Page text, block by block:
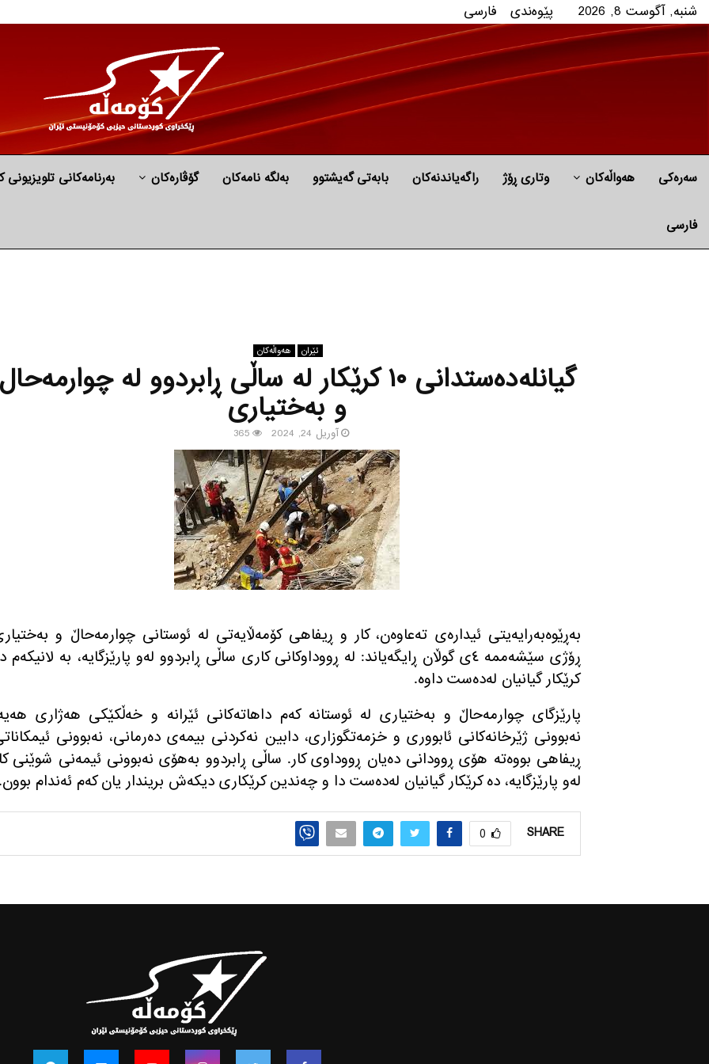
شنبه, آگوست 8, 2026 پێوه‌ندی فارسی
سەرەکی هه‌واڵه‌کان وتاری ڕۆژ راگه‌یاندنه‌كان بابه‌تی گه‌یشتوو به‌لگه‌ نامه‌كان گۆڤارەکان بەرنامەکانی تلویزیونی
فارسی
ئێران هه‌واڵه‌کان
گیانله‌ده‌ستدانی ١٠ كرێكار له‌ ساڵی ڕابردوو له‌
و به‌ختیاری
آوریل 24, 2024 365
به‌ڕێوه‌به‌رایه‌یتی ئیداره‌ی ته‌عاوه‌ن، كار و ڕیفاهی كۆمه‌ڵایه‌تی له‌ ئوستانی چوارمه‌حاڵ و
ڕۆژی سێشه‌ممه‌ ٤ی گوڵان ڕایگه‌یاند: له‌ ڕووداوكانی كاری ساڵی ڕابردوو له‌و پارێزگایه‌، به‌ لانیكه‌م
كرێكار گیانیان له‌ده‌ست داوه‌.
پارێزگای چوارمه‌حاڵ و به‌ختیاری له‌ ئوستانه كه‌م داهاته‌كانی ئێرانه و خه‌ڵكێكی هه‌ژاری
نه‌بوونی ژێرخانه‌كانی ئابووری و خزمه‌تگوزاری، دابین نه‌كردنی بیمه‌ی ده‌رمانی، نه‌بوونی
ڕیفاهی بووه‌ته‌ هۆی ڕوودانی ده‌یان ڕووداوی كار. ساڵی ڕابردوو به‌هۆی نه‌بوونی ئیمه‌نی شوێنی
له‌و پارێزگایه‌، ده‌ كرێكار گیانیان له‌ده‌ست دا و چه‌ندین كرێكاری دیكه‌ش بریندار یان كه‌م ئه‌ندام
SHARE
0